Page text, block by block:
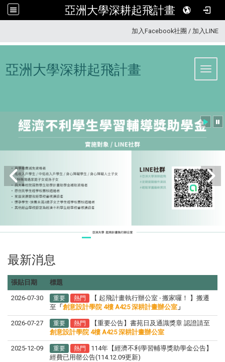
亞洲大學深耕起飛計畫
加入Facebook社團 / 加入LINE
亞洲大學深耕起飛計畫
最新消息
張貼日期 標題
2026-07-30 重要 熱門
【 起飛計畫執行辦公室 ‧ 搬家囉！ 】搬遷
至 「 創意設計學院 4樓 A425 深耕計畫辦公室」
2026-07-27 重要 熱門
【重要公告】書苑日及通識獎章 認證請至
創意設計學院 4樓 A425 深耕計畫辦公室
2025-12-09 重要 熱門
114年【經濟不利學習輔導獎助學金公告】
經費已用罄公告(114.12.09更新)